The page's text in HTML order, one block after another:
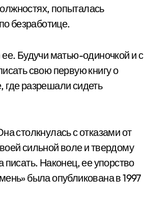
попыталась
безработице.
Будучи матью-одиночкой и с
свою первую книгу о
разрешали сидеть
столкнулась с отказами от
сильной воле и твердому
Наконец, ее упорство
была опубликована в 1997